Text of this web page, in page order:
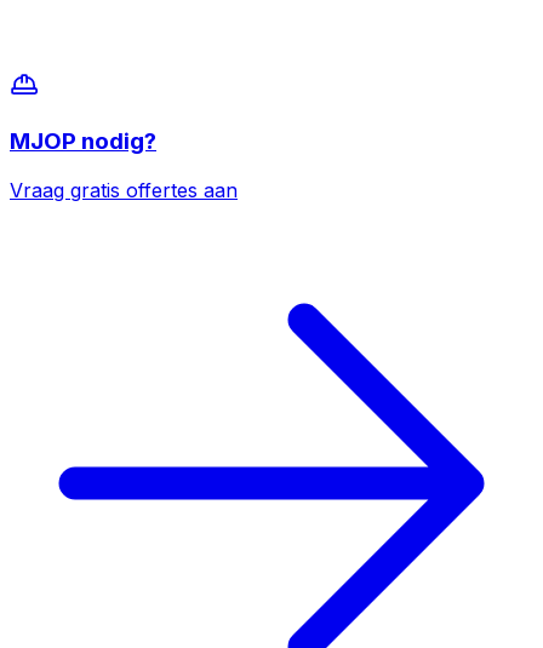
MJOP nodig?
Vraag gratis offertes aan